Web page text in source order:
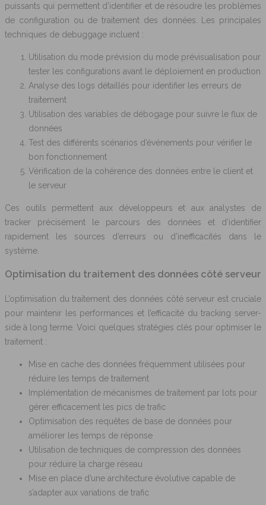
puissants qui permettent d’identifier et de résoudre les problèmes
de configuration ou de traitement des données. Les principales
techniques de debuggage incluent :
Utilisation du mode prévision du mode prévisualisation pour
tester les configurations avant le déploiement en production
Analyse des logs détaillés pour identifier les erreurs de
traitement
Utilisation des variables de débogage pour suivre le flux de
données
Test des différents scénarios d’événements pour vérifier le
bon fonctionnement
Vérification de la cohérence des données entre le client et
le serveur
Ces outils permettent aux développeurs et aux analystes de
tracker précisément le parcours des données et d’identifier
rapidement les sources d’erreurs ou d’inefficacités dans le
système.
Optimisation du traitement des données côté serveur
L’optimisation du traitement des données côté serveur est cruciale
pour maintenir les performances et l’efficacité du tracking server-
side à long terme. Voici quelques stratégies clés pour optimiser le
traitement :
Mise en cache des données fréquemment utilisées pour
réduire les temps de traitement
Implémentation de mécanismes de traitement par lots pour
gérer efficacement les pics de trafic
Optimisation des requêtes de base de données pour
améliorer les temps de réponse
Utilisation de techniques de compression des données
pour réduire la charge réseau
Mise en place d’une architecture évolutive capable de
s’adapter aux variations de trafic